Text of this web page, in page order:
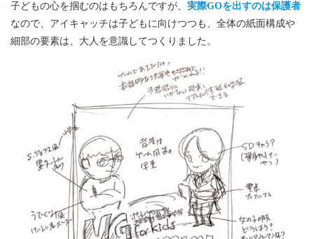
子どもの心を掴むのはもちろんですが、 実際GOを出すのは保護者
なので、アイキャッチは子どもに向けつつも、全体の紙面構成や
細部の要素は、大人を意識してつくりました。